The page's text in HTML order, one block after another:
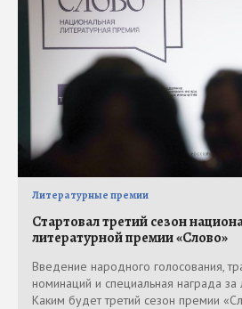
Литературные премии
Стартовал третий сезон
литературной премии «Слово»
Введение народного голосования,
номинаций и специальная награда
Каким будет третий сезон премии